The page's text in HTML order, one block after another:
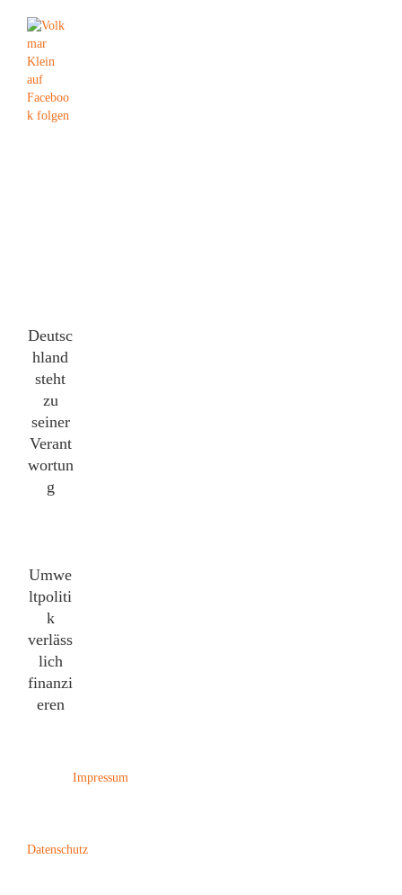
Deutsc
hland
steht
zu
seiner
Verant
wortun
g
Umwe
ltpoliti
k
verläss
lich
finanzi
eren
Impressum
Datenschutz